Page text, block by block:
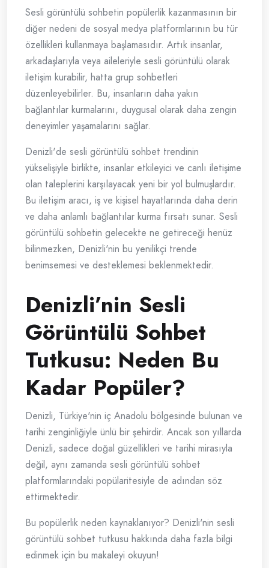
Sesli görüntülü sohbetin popülerlik kazanmasının bir
diğer nedeni de sosyal medya platformlarının bu tür
özellikleri kullanmaya başlamasıdır. Artık insanlar,
arkadaşlarıyla veya aileleriyle sesli görüntülü olarak
iletişim kurabilir, hatta grup sohbetleri
düzenleyebilirler. Bu, insanların daha yakın
bağlantılar kurmalarını, duygusal olarak daha zengin
deneyimler yaşamalarını sağlar.
Denizli'de sesli görüntülü sohbet trendinin
yükselişiyle birlikte, insanlar etkileyici ve canlı iletişime
olan taleplerini karşılayacak yeni bir yol bulmuşlardır.
Bu iletişim aracı, iş ve kişisel hayatlarında daha derin
ve daha anlamlı bağlantılar kurma fırsatı sunar. Sesli
görüntülü sohbetin gelecekte ne getireceği henüz
bilinmezken, Denizli'nin bu yenilikçi trende
benimsemesi ve desteklemesi beklenmektedir.
Denizli’nin Sesli
Görüntülü Sohbet
Tutkusu: Neden Bu
Kadar Popüler?
Denizli, Türkiye'nin iç Anadolu bölgesinde bulunan ve
tarihi zenginliğiyle ünlü bir şehirdir. Ancak son yıllarda
Denizli, sadece doğal güzellikleri ve tarihi mirasıyla
değil, aynı zamanda sesli görüntülü sohbet
platformlarındaki popülaritesiyle de adından söz
ettirmektedir.
Bu popülerlik neden kaynaklanıyor? Denizli'nin sesli
görüntülü sohbet tutkusu hakkında daha fazla bilgi
edinmek için bu makaleyi okuyun!